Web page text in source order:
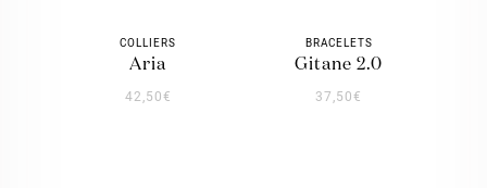
COLLIERS
aria
42,50€
BRACELETS
gitane 2.0
37,50€